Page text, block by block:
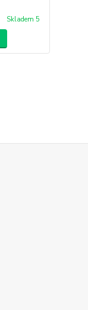
Skladem 5